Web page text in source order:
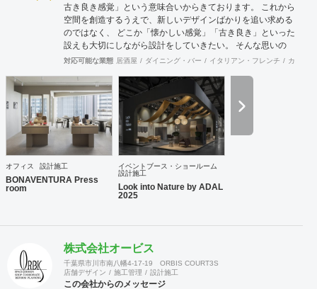
古き良き感覚」という意味合いからきております。 これから
空間を創造するうえで、新しいデザインばかりを追い求める
のではなく、 どこか「懐かしい感覚」「古き良き」といった
設えも大切にしながら設計をしていきたい。 そんな思いの
下、日々クライアント様、そしてその空間を使うお客様に幸
ます。 Old Kan 浦田 晶平 Shohei Urata https://old-kan.jp
Instagram：https://www.instagram.com/old_kan_/?hl=ja
shohei_urata@old-kan.jp 〒150-0001 東京都渋谷区神宮前
3-38-1 JP-4ビル 302
対応可能な業態 居酒屋 ダイニング・バー イタリアン・フレンチ カフェ
オフィス 設計施工
BONAVENTURA Press
room
イベントブース・ショールーム
設計施工
Look into Nature by ADAL
2025
株式会社オービス
千葉県市川市南八幡4-17-19 ORBIS COURT3S
店舗デザイン
施工管理 設計施工
この会社からのメッセージ